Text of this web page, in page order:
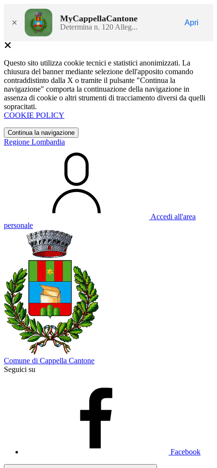
× MyCappellaCantone
Determina n. 120 Alleg...
Apri
Questo sito utilizza cookie tecnici e statistici anonimizzati. La
chiusura del banner mediante selezione dell'apposito comando
contraddistinto dalla X o tramite il pulsante "Continua la
navigazione" comporta la continuazione della navigazione in
assenza di cookie o altri strumenti di tracciamento diversi da quelli
sopracitati.
COOKIE POLICY
Continua la navigazione
Regione Lombardia
Accedi all'area
personale
Comune di Cappella Cantone
Seguici su
Facebook